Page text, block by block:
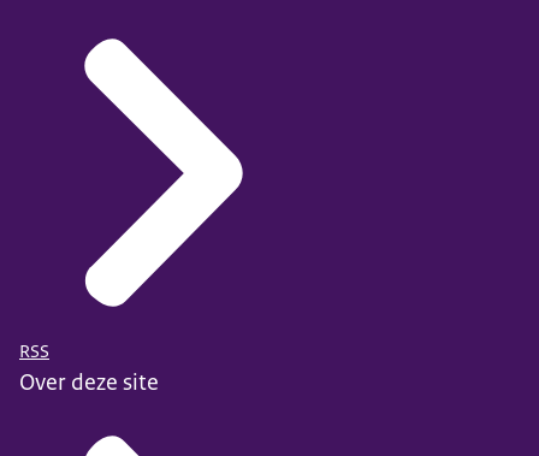
RSS
Over deze site